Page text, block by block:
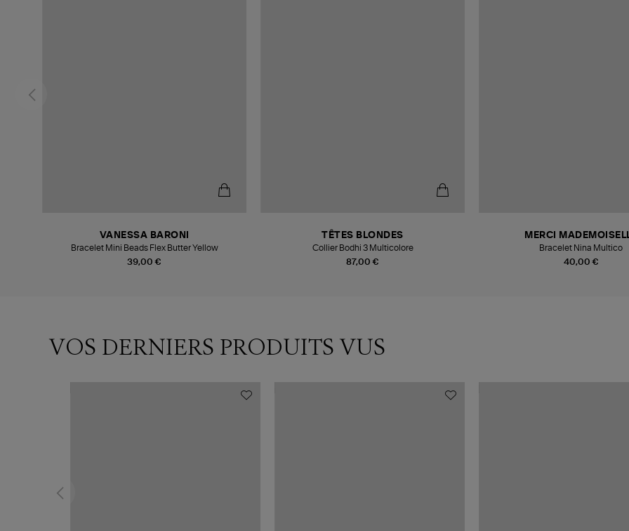
39,00 €
VANESSA BARONI
Bracelet Mini Beads Flex Butter Yellow
87,00 €
TÊTES BLONDES
Collier Bodhi 3 Multicolore
40,00 €
MERCI
Bracelet Nina Multico
VOS DERNIERS PRODUITS VUS